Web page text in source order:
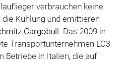
verbrauchen keine
Kühlung und emittieren
Cargobull . Das 2009 in
Transportunternehmen LC3
Betriebe in Italien, die auf